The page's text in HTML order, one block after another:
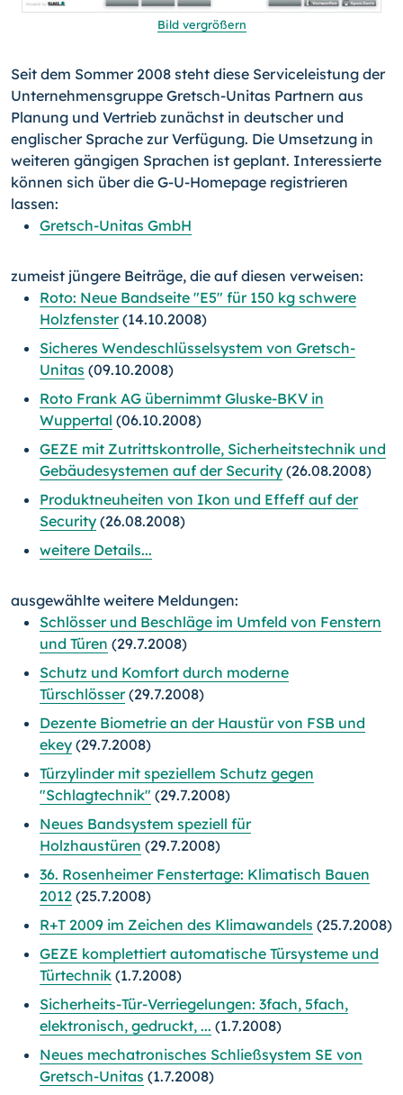
Bild vergrößern
Seit dem Sommer 2008 steht diese Serviceleistung der
Unternehmensgruppe Gretsch-Unitas Partnern aus
Planung und Vertrieb zunächst in deutscher und
englischer Sprache zur Verfügung. Die Umsetzung in
weiteren gängigen Sprachen ist geplant. Interessierte
können sich über die G-U-Homepage registrieren
lassen:
Gretsch-Unitas GmbH
zumeist jüngere Beiträge, die auf diesen verweisen:
Roto: Neue Bandseite "E5" für 150 kg schwere
Holzfenster(14.10.2008)
Sicheres Wendeschlüsselsystem von Gretsch-
Unitas (09.10.2008)
Roto Frank AG übernimmt Gluske-BKV in
Wuppertal (06.10.2008)
GEZE mit Zutrittskontrolle, Sicherheitstechnik und
Gebäudesystemen auf der Security (26.08.2008)
Produktneuheiten von Ikon und Effeff auf der
Security (26.08.2008)
weitere Details...
ausgewählte weitere Meldungen:
Schlösser und Beschläge im Umfeld von Fenstern
und Türen (29.7.2008)
Schutz und Komfort durch moderne
Türschlösser(29.7.2008)
Dezente Biometrie an der Haustür von FSB und
ekey (29.7.2008)
Türzylinder mit speziellem Schutz gegen
"Schlagtechnik" (29.7.2008)
Neues Bandsystem speziell für
Holzhaustüren (29.7.2008)
36. Rosenheimer Fenstertage: Klimatisch Bauen
2012 (25.7.2008)
R+T 2009 im Zeichen des Klimawandels (25.7.2008)
GEZE komplettiert automatische Türsysteme und
Türtechnik (1.7.2008)
Sicherheits-Tür-Verriegelungen: 3fach, 5fach,
elektronisch, gedruckt, ... (1.7.2008)
Neues mechatronisches Schließsystem SE von
Gretsch-Unitas (1.7.2008)